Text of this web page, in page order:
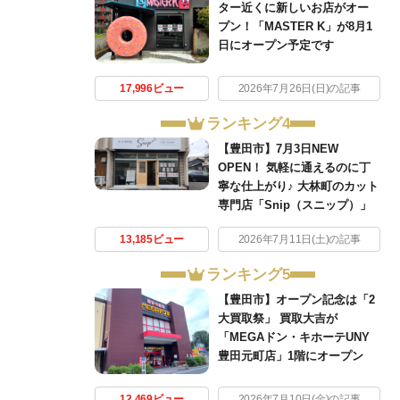
ター近くに新しいお店がオー
プン！「MASTER K」が8月1
日にオープン予定です
17,996ビュー 2026年7月26日(日)の記事
ランキング4
【豊田市】7月3日NEW
OPEN！ 気軽に通えるのに丁
寧な仕上がり♪ 大林町のカット
専門店「Snip（スニップ）」
13,185ビュー 2026年7月11日(土)の記事
ランキング5
【豊田市】オープン記念は「2
大買取祭」 買取大吉が
「MEGAドン・キホーテUNY
豊田元町店」1階にオープン